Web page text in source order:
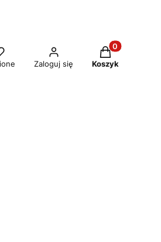
Zaloguj się
Produkty w
Koszyk